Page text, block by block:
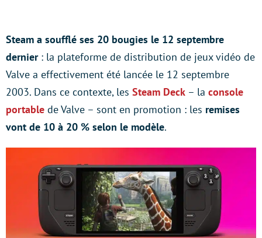
Steam a soufflé ses 20 bougies le 12 septembre
dernier: la plateforme de distribution de jeux vidéo de
Valve a effectivement été lancée le 12 septembre
2003. Dans ce contexte, les Steam Deck – la console
portable de Valve – sont en promotion : les remises
vont de 10 à 20 % selon le modèle.